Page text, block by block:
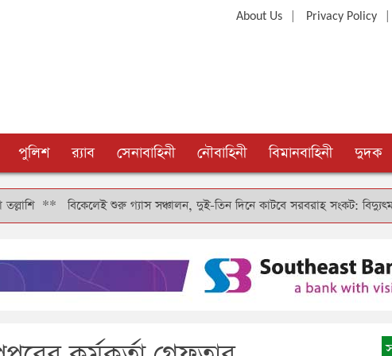
About Us| Privacy Policy
পুলিশ র‍্যাব সেনাবাহিনী নৌবাহিনী বিমানবাহিনী দুদক
বিকেলেই শুরু গ্যাস সঞ্চালন, দুই-তিন দিনে কাটবে সরবরাহ সংকট: বিদ্যুৎমন্ত্রী